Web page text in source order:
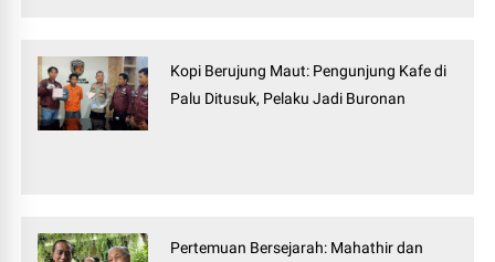
Kopi Berujung Maut: Pengunjung Kafe di
Palu Ditusuk, Pelaku Jadi Buronan
Pertemuan Bersejarah: Mahathir dan